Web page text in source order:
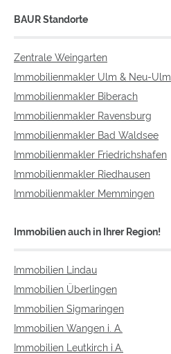
BAUR Standorte
Zentrale Weingarten
Immobilienmakler Ulm & Neu-Ulm
Immobilienmakler Biberach
Immobilienmakler Ravensburg
Immobilienmakler Bad Waldsee
Immobilienmakler Friedrichshafen
Immobilienmakler Riedhausen
Immobilienmakler Memmingen
Immobilien auch in Ihrer Region!
Immobilien Lindau
Immobilien Überlingen
Immobilien Sigmaringen
Immobilien Wangen i. A.
Immobilien Leutkirch i.A.